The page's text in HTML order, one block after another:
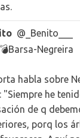
@_Benito___
Negreira
habla sobre
"Siempre he
de q
porq los